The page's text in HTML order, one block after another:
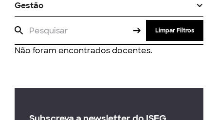
Gestão
Limpar Filtros
Não foram encontrados docentes.